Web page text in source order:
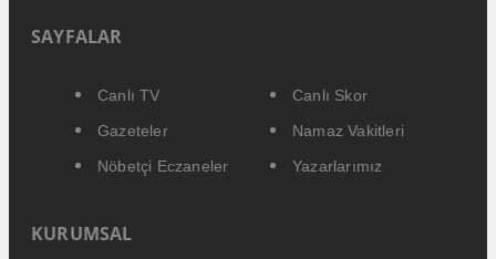
SAYFALAR
Canlı TV
Canlı Skor
Gazeteler
Namaz Vakitleri
Nöbetçi Eczaneler
Yazarlarımız
KURUMSAL